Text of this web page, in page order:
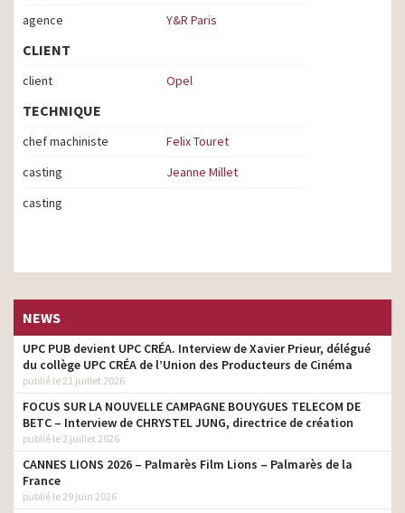
agence Y&R Paris
CLIENT
client Opel
TECHNIQUE
chef machiniste
Felix Touret
casting
Jeanne Millet
casting
NEWS
UPC PUB devient UPC CRÉA. Interview de Xavier Prieur, délégué
du collège UPC CRÉA de l’Union des Producteurs de Cinéma
publié le 21 juillet 2026
FOCUS SUR LA NOUVELLE CAMPAGNE BOUYGUES TELECOM DE
BETC – Interview de CHRYSTEL JUNG, directrice de création
publié le 2 juillet 2026
CANNES LIONS 2026 – Palmarès Film Lions – Palmarès de la
France
publié le 29 juin 2026